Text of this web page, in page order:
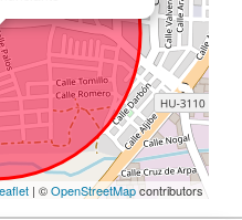
| ©OpenStreetMapcontributors